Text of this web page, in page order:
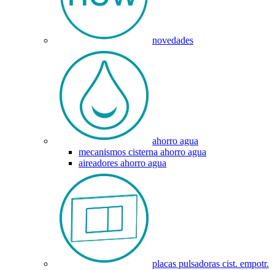
novedades
ahorro agua
mecanismos cisterna ahorro agua
aireadores ahorro agua
placas pulsadoras cist. empotr.